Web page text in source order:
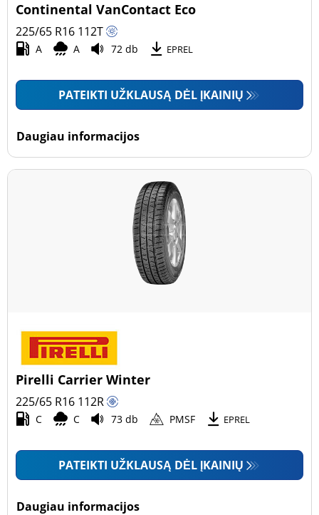
Mažas sunkvežimis (42)
Motociklas (0)
Padanga sustiprintomis sienelėmis
Continental VanContact Eco
225/65 R16 112T
A A 72 db EPREL
PATEIKTI UŽKLAUSĄ DĖL ĮKAINIŲ
Daugiau informacijos
Pirelli Carrier Winter
225/65 R16 112R
C C 73 db PMSF EPREL
PATEIKTI UŽKLAUSĄ DĖL ĮKAINIŲ
Daugiau informacijos